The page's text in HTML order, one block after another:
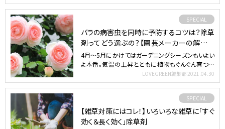
SPECIAL
バラの病害虫を同時に予防するコツは？除草
剤ってどう選ぶの？【園芸メーカーの解説動
画が分かりやすい！】
4月～5月にかけてはガーデニングシーズンもいよい
よ本番。気温の上昇とともに植物もぐんぐん育つ季
LOVEGREEN編集部 2021.04.30
SPECIAL
【雑草対策にはコレ！】いろいろな雑草に「すぐ
効く＆長く効く」除草剤